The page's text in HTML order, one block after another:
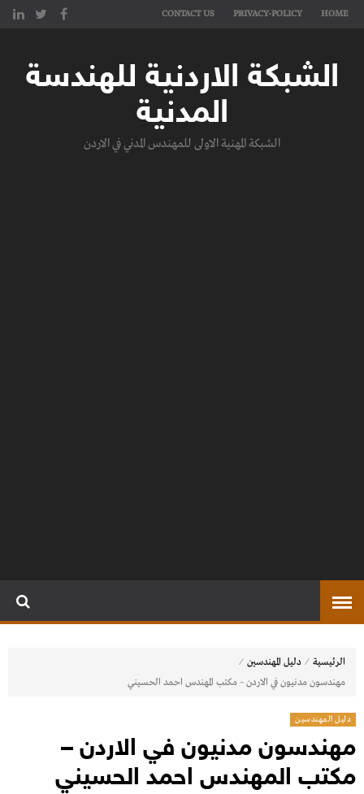
HOME
PRIVACY-POLICY
CONTACT US
الشبكة الاردنية للهندسة
المدنية
الشبكة المهنية الاولى للمهندس المدني في الاردن
الرئيسية ⁄ دليل المهندسين ⁄
مهندسون مدنيون في الاردن – مكتب المهندس احمد الحسيني
دليل المهندسين
مهندسون مدنيون في الاردن –
مكتب المهندس احمد الحسيني